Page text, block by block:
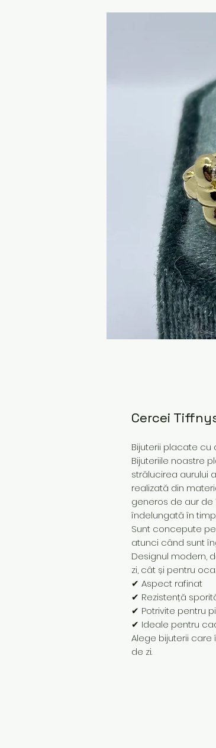
Cercei
Bijuterii placate cu
Bijuteriile noastre
strălucirea aurului
realizată din
generos de aur de
îndelungată în timp.
Sunt concepute
atunci când sunt
Designul modern,
zi, cât și pentru
✔ Aspect rafinat
✔ Rezistență
✔ Potrivite pentru
✔ Ideale pentru
Alege bijuterii care
de zi.